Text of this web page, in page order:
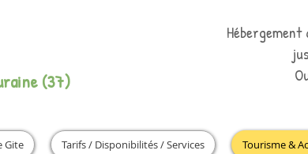
(37)
Gite Tarifs / Disponibilités / Services Tourisme &